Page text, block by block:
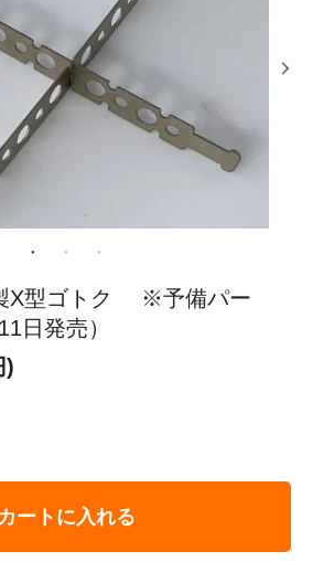
X型ゴトク ※予備パー
日発売）
)
ートに入れる